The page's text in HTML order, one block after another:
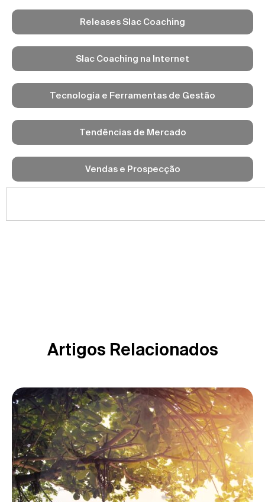
Releases Slac Coaching
Slac Coaching na Internet
Tecnologia e Ferramentas de Gestão
Tendências de Mercado
Vendas e Prospecção
Artigos Relacionados